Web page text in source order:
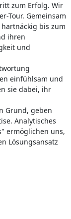
zum Erfolg. Wir
Tour. Gemeinsam
bis zum
ihren
und
einfühlsam und
sie dabei, ihr
Grund, geben
Analytisches
ermöglichen uns,
Lösungsansatz